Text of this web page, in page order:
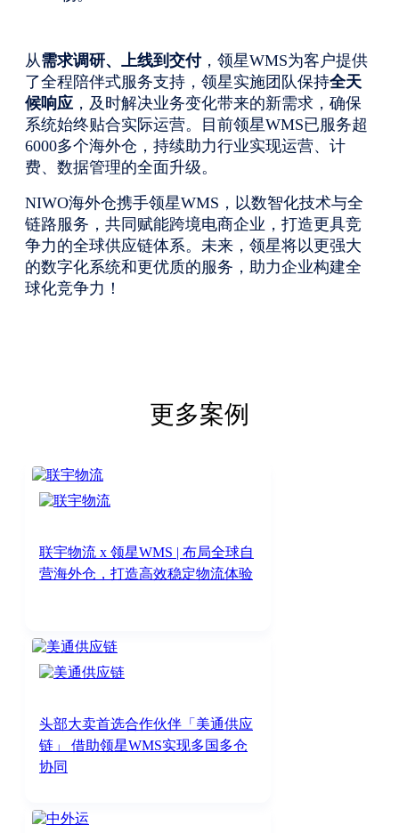
从需求调研、上线到交付，领星WMS为客户提供
了全程陪伴式服务支持，领星实施团队保持全天
候响应 ，及时解决业务变化带来的新需求，确保
系统始终贴合实际运营。目前领星WMS已服务超
6000多个海外仓，持续助力行业实现运营、计
费、数据管理的全面升级。
NIWO海外仓携手领星WMS，以数智化技术与全
链路服务，共同赋能跨境电商企业，打造更具竞
争力的全球供应链体系。未来，领星将以更强大
的数字化系统和更优质的服务，助力企业构建全
球化竞争力！
更多案例
联宇物流 x 领星WMS | 布局全球自
营海外仓，打造高效稳定物流体验
头部大卖首选合作伙伴「美通供应
链」 借助领星WMS实现多国多仓
协同